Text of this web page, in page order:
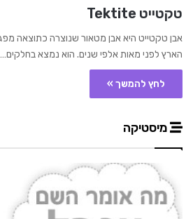
טקטייט Tektite
אבן טקטייט היא אבן מטאור שנוצרה כתוצאה
הארץ לפני מאות אלפי שנים. הוא נמצא בחלקים…
לחץ להמשך »
מיסטיקה